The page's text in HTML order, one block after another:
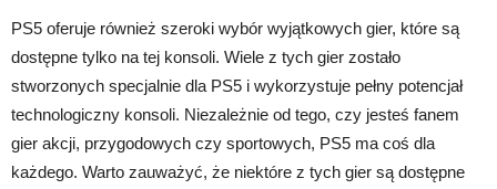
PS5 oferuje również szeroki wybór wyjątkowych gier, które są
dostępne tylko na tej konsoli. Wiele z tych gier zostało
stworzonych specjalnie dla PS5 i wykorzystuje pełny potencjał
technologiczny konsoli. Niezależnie od tego, czy jesteś fanem
gier akcji, przygodowych czy sportowych, PS5 ma coś dla
każdego. Warto zauważyć, że niektóre z tych gier są dostępne